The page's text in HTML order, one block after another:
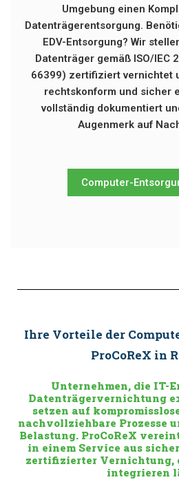
Umgebung einen
Datenträgerentsorgung.
EDV-Entsorgung? Wir
Datenträger gemäß ISO/IEC
66399) zertifiziert vernichtet
rechtskonform und sicher
vollständig dokumentiert
Augenmerk auf
Computer-
Ihre Vorteile der
ProCoReX in
Unternehmen, die IT-
Datenträgervernichtung
setzen auf
nachvollziehbare Prozesse
Belastung. ProCoReX
in einem Service aus
zertifizierter Vernichtung,
integrieren